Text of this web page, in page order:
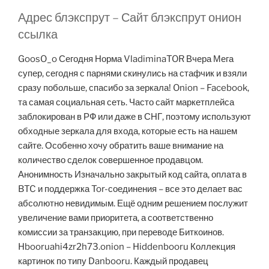
Адрес блэкспрут – Сайт блэкспрут онион
ссылка
GoosO_o Сегодня Норма VladiminaTOR Вчера Мега
супер, сегодня с парнями скинулись на стафчик и взяли
сразу побольше, спасибо за зеркала! Onion – Facebook,
та самая социальная сеть. Часто сайт маркетплейса
заблокирован в РФ или даже в СНГ, поэтому используют
обходные зеркала для входа, которые есть на нашем
сайте. Особенно хочу обратить ваше внимание на
количество сделок совершенное продавцом.
Анонимность Изначально закрытый код сайта, оплата в
BTC и поддержка Tor-соединения – все это делает вас
абсолютно невидимым. Ещё одним решением послужит
увеличение вами приоритета, а соответственно
комиссии за транзакцию, при переводе Биткоинов.
Hbooruahi4zr2h73.onion – Hiddenbooru Коллекция
картинок по типу Danbooru. Каждый продавец